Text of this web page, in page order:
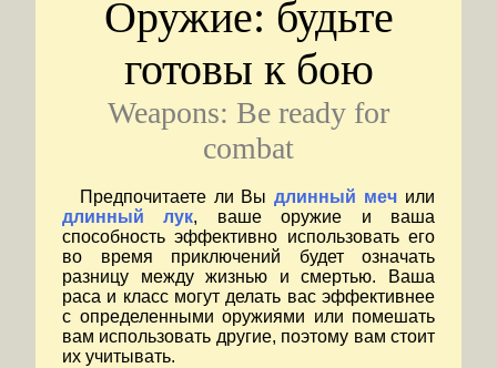
Оружие: будьте
готовы к бою
Weapons: Be ready for
combat
Предпочитаете ли Вы длинный меч или
длинный лук, ваше оружие и ваша
способность эффективно использовать его
во время приключений будет означать
разницу между жизнью и смертью. Ваша
раса и класс могут делать вас эффективнее
с определенными оружиями или помешать
вам использовать другие, поэтому вам стоит
их учитывать.